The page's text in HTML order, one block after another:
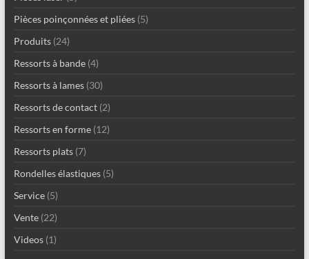
Pièces poinçonnées et pliées(5)
Produits(24)
Ressorts à bande(4)
Ressorts à lames(30)
Ressorts de contact(2)
Ressorts en forme(12)
Ressorts plats(7)
Rondelles élastiques(5)
Service(5)
Vente(22)
Videos(1)